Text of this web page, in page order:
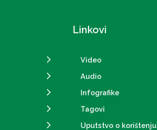
Linkovi
Video
Audio
Infografike
Tagovi
Uputstvo o korištenju